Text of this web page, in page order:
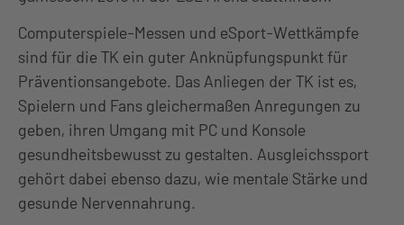
Computerspiele-Messen und eSport-Wettkämpfe
sind für die TK ein guter Anknüpfungspunkt für
Präventionsangebote. Das Anliegen der TK ist es,
Spielern und Fans gleichermaßen Anregungen zu
geben, ihren Umgang mit PC und Konsole
gesundheitsbewusst zu gestalten. Ausgleichssport
gehört dabei ebenso dazu, wie mentale Stärke und
gesunde Nervennahrung.